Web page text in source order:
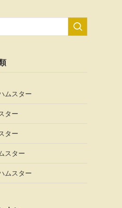
ムスター
ター
ター
スター
ムスター